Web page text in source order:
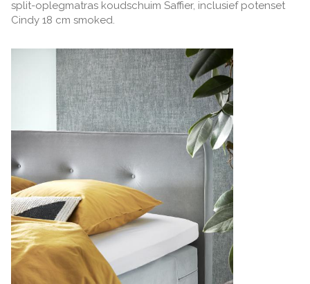
split-oplegmatras koudschuim Saffier, inclusief potenset
Cindy 18 cm smoked.